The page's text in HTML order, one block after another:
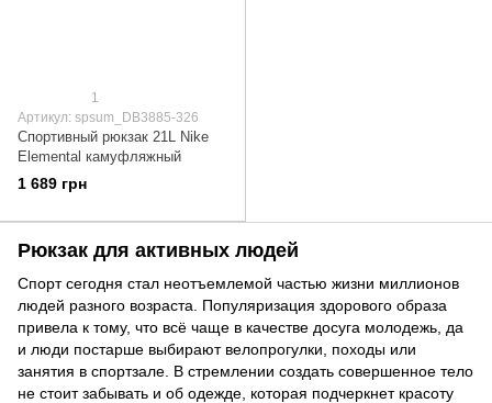
1
Артикул: spsum_DB3885-326
Спортивный рюкзак 21L Nike
Elemental камуфляжный
1 689 грн
Рюкзак для активных людей
Спорт сегодня стал неотъемлемой частью жизни миллионов
людей разного возраста. Популяризация здорового образа
привела к тому, что всё чаще в качестве досуга молодежь, да
и люди постарше выбирают велопрогулки, походы или
занятия в спортзале. В стремлении создать совершенное тело
не стоит забывать и об одежде, которая подчеркнет красоту